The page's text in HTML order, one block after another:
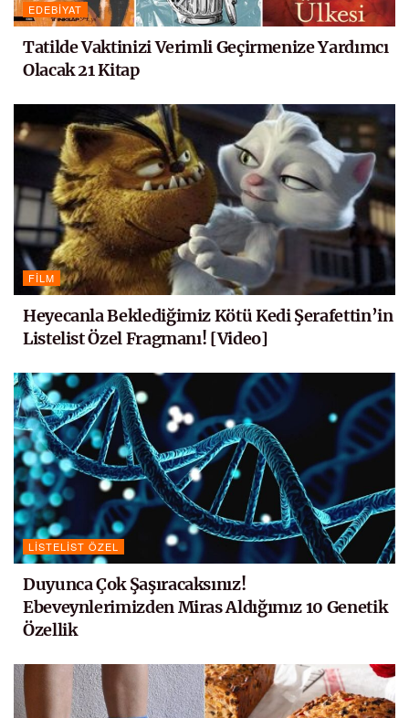
EDEBIYAT
Tatilde Vaktinizi Verimli Geçirmenize Yardımcı
Olacak 21 Kitap
FILM
Heyecanla Beklediğimiz Kötü Kedi Şerafettin’in
Listelist Özel Fragmanı! [Video]
LISTELIST ÖZEL
Duyunca Çok Şaşıracaksınız!
Ebeveynlerimizden Miras Aldığımız 10 Genetik
Özellik